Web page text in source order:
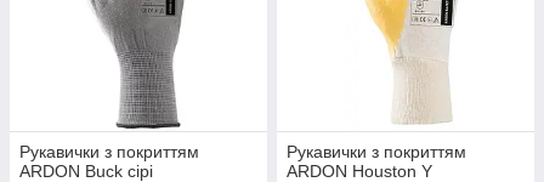
Рукавички з покриттям
ARDON Buck сірі
Рукавички з покриттям
ARDON Houston Y